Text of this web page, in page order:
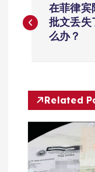
章
航
在菲律宾
批文丢失
么办？
Related